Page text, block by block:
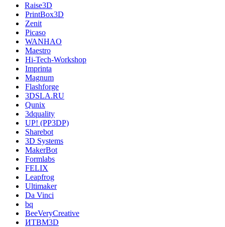
Raise3D
PrintBox3D
Zenit
Picaso
WANHAO
Maestro
Hi-Tech-Workshop
Imprinta
Magnum
Flashforge
3DSLA.RU
Qunix
3dquality
UP! (PP3DP)
Sharebot
3D Systems
MakerBot
Formlabs
FELIX
Leapfrog
Ultimaker
Da Vinci
bq
BeeVeryCreative
ИТВМ3D